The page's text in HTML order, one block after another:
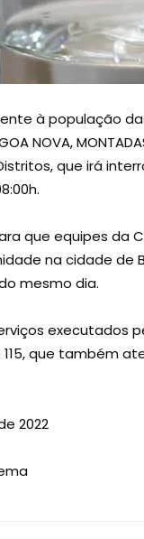
à população
NOVA,
Distritos, que irá
que equipes da
na cidade de
mesmo dia.
executados
que também
2022